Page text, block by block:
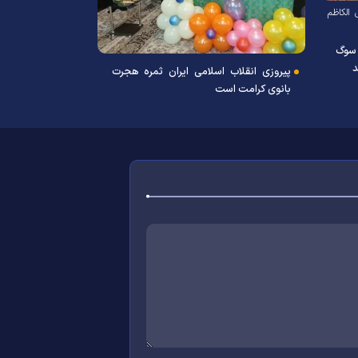
سوگ
پیروزی انقلاب اسلامی ایران ثمره هجرت
بانوی کرامت است